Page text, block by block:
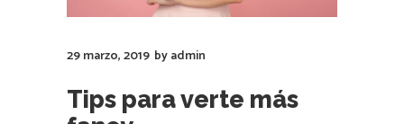
29 marzo, 2019 byadmin
Tips para verte más